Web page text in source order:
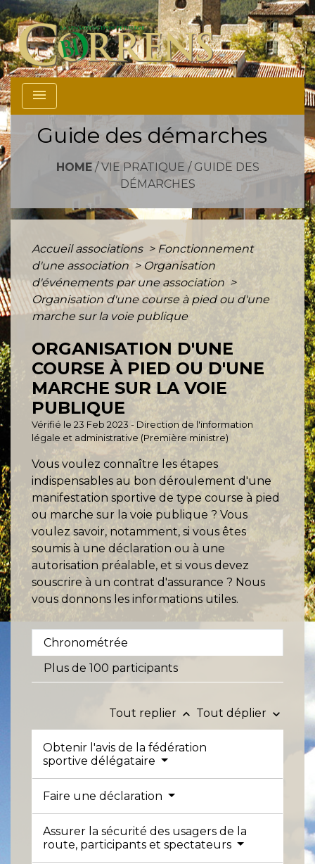
menu
Guide des démarches
HOME/VIE PRATIQUE / GUIDE DES
DÉMARCHES
Accueil associations > Fonctionnement
d'une association > Organisation
d'événements par une association >
Organisation d'une course à pied ou d'une
marche sur la voie publique
ORGANISATION D'UNE
COURSE À PIED OU D'UNE
MARCHE SUR LA VOIE
PUBLIQUE
Vérifié le 23 Feb 2023 - Direction de l'information
légale et administrative (Première ministre)
Vous voulez connaître les étapes
indispensables au bon déroulement d'une
manifestation sportive de type course à pied
ou marche sur la voie publique ? Vous
voulez savoir, notamment, si vous êtes
soumis à une déclaration ou à une
autorisation préalable, et si vous devez
souscrire à un contrat d'assurance ? Nous
vous donnons les informations utiles.
Chronométrée
Plus de 100 participants
Tout replier keyboard_arrow_up Tout déplier keyboard_arrow_down
Obtenir l'avis de la fédération
sportive délégataire
Faire une déclaration
Assurer la sécurité des usagers de la
route, participants et spectateurs